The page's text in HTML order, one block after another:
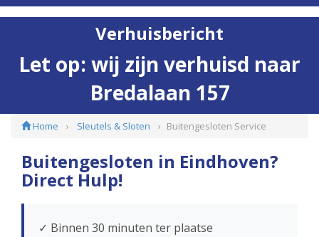
Verhuisbericht
Let op: wij zijn verhuisd naar
Bredalaan 157
Home Sleutels & Sloten Buitengesloten Service
Buitengesloten in Eindhoven?
Direct Hulp!
✓ Binnen 30 minuten ter plaatse